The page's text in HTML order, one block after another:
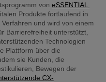
von eSSENTIAL
Produkte fortlaufend in
und wird von einem
Barrierefreiheit unterstützt,
Technologien
Plattform über die
sie Kunden, die
Bewegen der
CX-